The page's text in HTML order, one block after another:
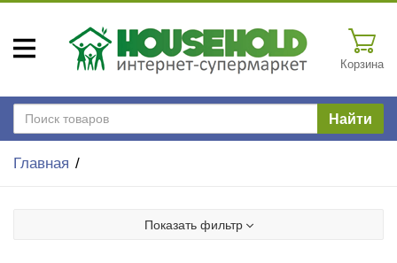
Корзина
Найти
Главная
Показать фильтр